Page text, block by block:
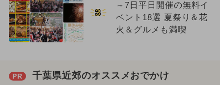
3
～7日平日開催の無料イ
ベント18選 夏祭り＆花
火＆グルメも満喫
PR 千葉県近郊のオススメおでかけ